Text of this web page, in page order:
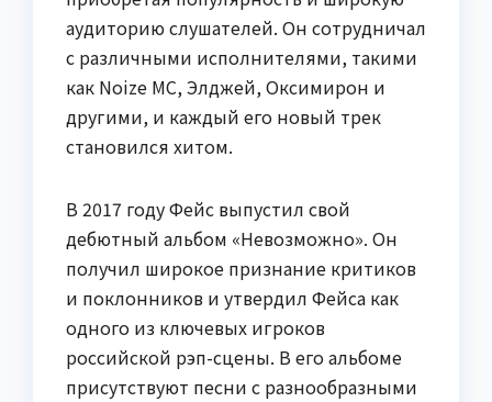
аудиторию слушателей. Он сотрудничал
с различными исполнителями, такими
как Noize MC, Элджей, Оксимирон и
другими, и каждый его новый трек
становился хитом.
В 2017 году Фейс выпустил свой
дебютный альбом «Невозможно». Он
получил широкое признание критиков
и поклонников и утвердил Фейса как
одного из ключевых игроков
российской рэп-сцены. В его альбоме
присутствуют песни с разнообразными